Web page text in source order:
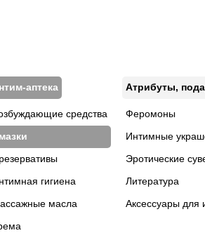
аптека
средства
гигиена
масла
Атрибуты,
Феромоны
Интимные
Эротические
Литература
Аксессуары для